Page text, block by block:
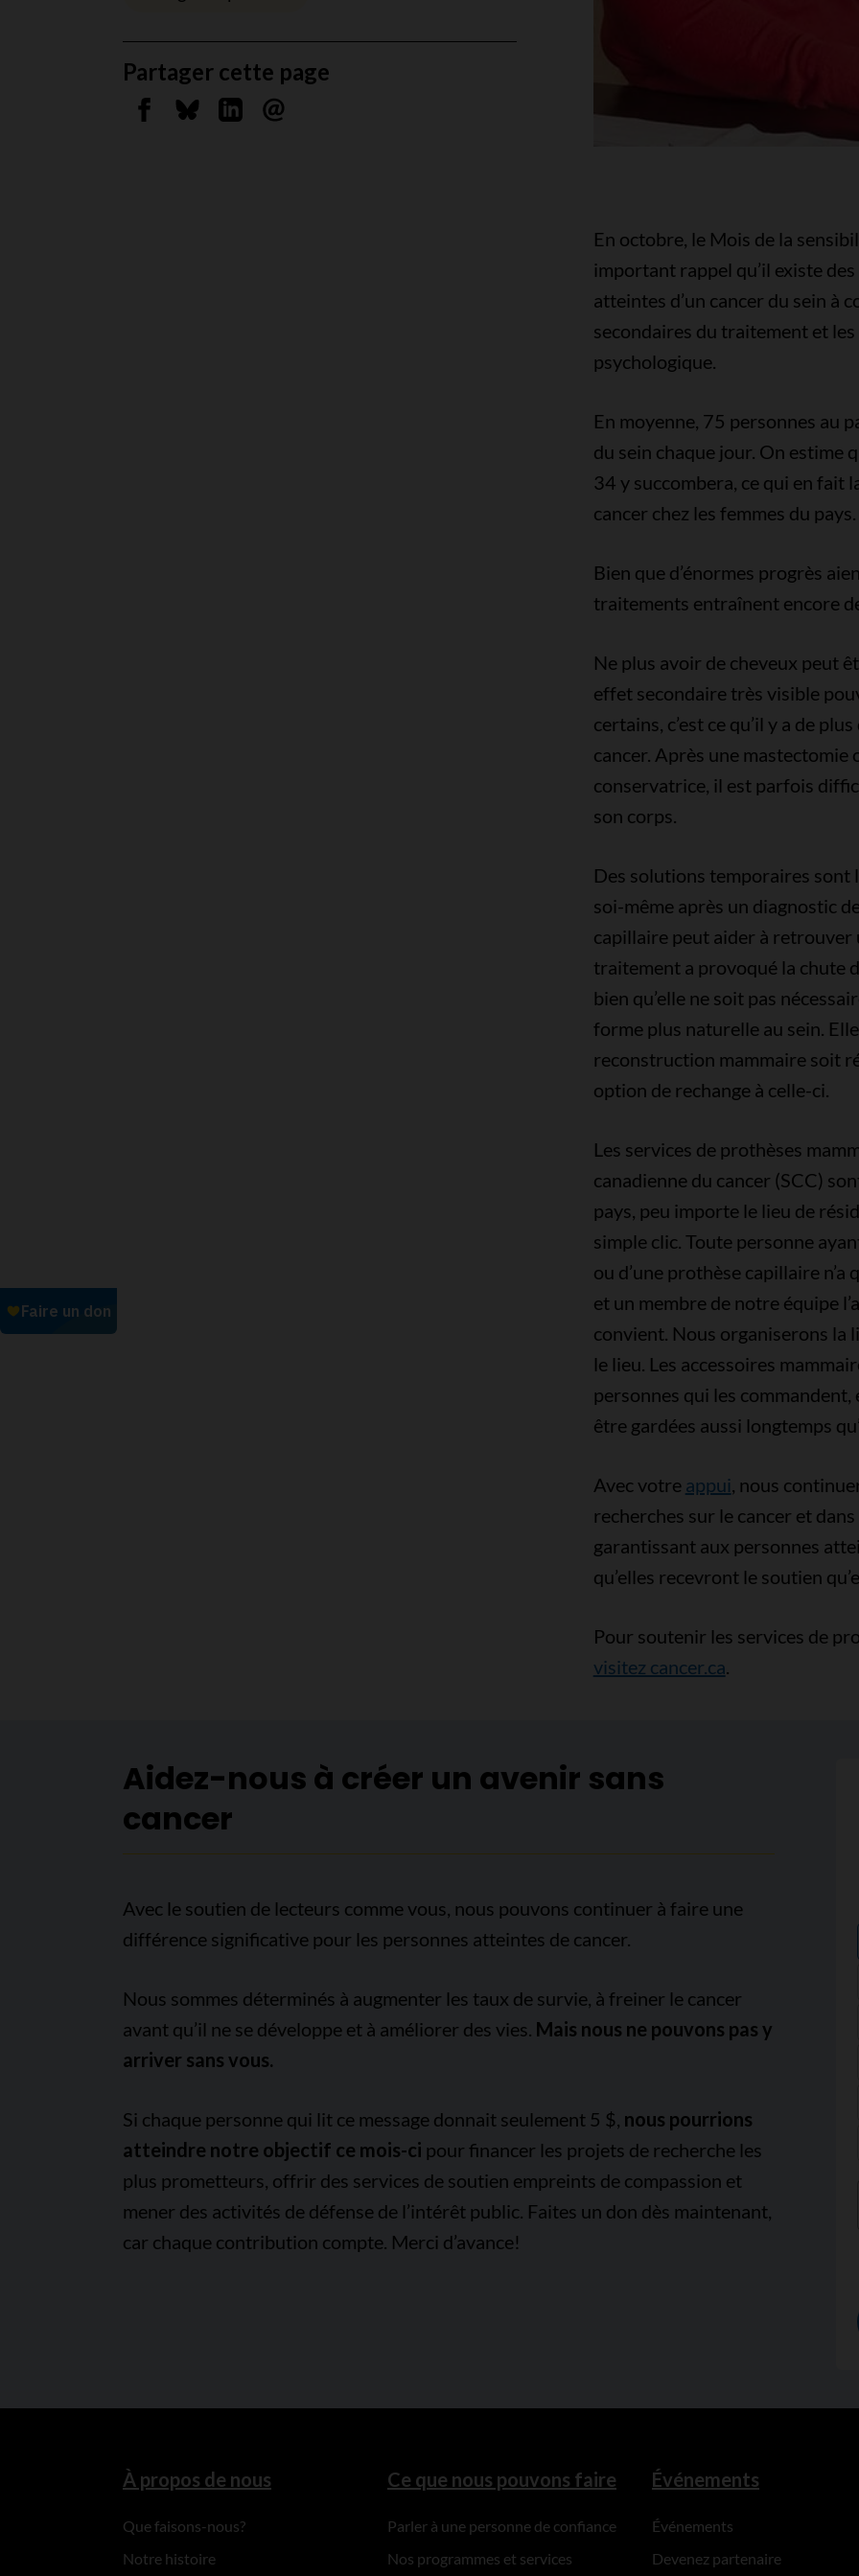
Partager cette page
Partager sur Facebook
Partager sur Bluesky
Partager sur Linkedin
Envoyer par courriel
En octobre, le Mois de la
important rappel qu’il existe
atteintes d’un cancer du sein à
secondaires du traitement et
psychologique.
En moyenne, 75 personnes au
du sein chaque jour. On estime
34 y succombera, ce qui en fait
cancer chez les femmes du pays.
Bien que d’énormes progrès
traitements entraînent encore
Ne plus avoir de cheveux peut
effet secondaire très visible
certains, c’est ce qu’il y a de
cancer. Après une
conservatrice, il est parfois
son corps.
Des solutions temporaires sont
soi-même après un diagnostic
capillaire peut aider à retrouver
traitement a provoqué la chute
bien qu’elle ne soit pas
forme plus naturelle au sein.
reconstruction mammaire soit
option de rechange à celle-ci.
Les services de prothèses
canadienne du cancer (SCC)
pays, peu importe le lieu de
simple clic. Toute personne
ou d’une prothèse capillaire
et un membre de notre équipe
convient. Nous organiserons la
le lieu. Les accessoires
personnes qui les
être gardées aussi longtemps
Avec votre appui , nous
recherches sur le cancer et
garantissant aux personnes
qu’elles recevront le soutien
Pour soutenir les services de
visitez cancer.ca
Aidez-nous à créer un avenir sans
cancer
Avec le soutien de lecteurs comme vous, nous pouvons continuer à faire une
différence significative pour les personnes atteintes de cancer.
Nous sommes déterminés à augmenter les taux de survie, à freiner le cancer
avant qu’il ne se développe et à améliorer des vies. Mais nous ne pouvons pas y
arriver sans vous.
Si chaque personne qui lit ce message donnait seulement 5 $, nous pourrions
atteindre notre objectif ce mois-ci pour financer les projets de recherche les
plus prometteurs, offrir des services de soutien empreints de compassion et
mener des activités de défense de l’intérêt public. Faites un don dès maintenant,
car chaque contribution compte. Merci d’avance!
À propos de nous
Que faisons-nous?
Notre histoire
Ce que nous pouvons faire
Parler à une personne de confiance
Nos programmes et services
Événements
Événements
Devenez partenaire